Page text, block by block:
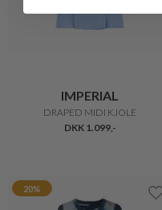
IMPERIAL
DRAPED MIDI KJOLE
DKK 1.099,-
20%